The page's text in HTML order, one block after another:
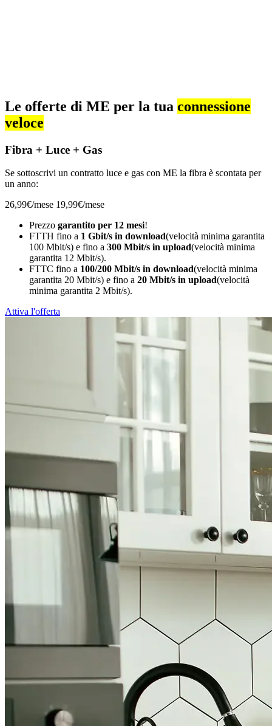
Le offerte di ME per la tua connessione
veloce
Fibra + Luce + Gas
Se sottoscrivi un contratto luce e gas con ME la fibra è scontata per
un anno:
26,99€/mese 19,99€/mese
Prezzo garantito per 12 mesi!
FTTH fino a 1 Gbit/s in download(velocità minima garantita
100 Mbit/s) e fino a 300 Mbit/s in upload(velocità minima
garantita 12 Mbit/s).
FTTC fino a 100/200 Mbit/s in download(velocità minima
garantita 20 Mbit/s) e fino a 20 Mbit/s in upload(velocità
minima garantita 2 Mbit/s).
Attiva l'offerta